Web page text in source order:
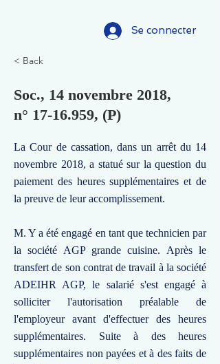
Se connecter
< Back
Soc., 14 novembre 2018,
n° 17-16.959, (P)
La Cour de cassation, dans un arrêt du 14
novembre 2018, a statué sur la question du
paiement des heures supplémentaires et de
la preuve de leur accomplissement.
M. Y a été engagé en tant que technicien par
la société AGP grande cuisine. Après le
transfert de son contrat de travail à la société
ADEIHR AGP, le salarié s'est engagé à
solliciter l'autorisation préalable de
l'employeur avant d'effectuer des heures
supplémentaires. Suite à des heures
supplémentaires non payées et à des faits de